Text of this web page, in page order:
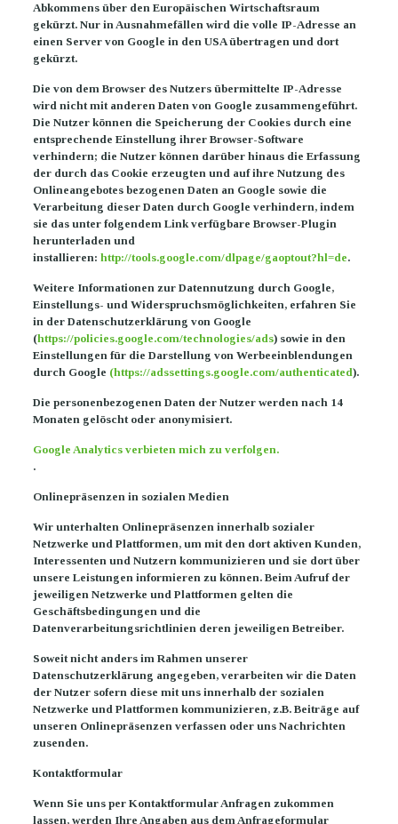
Abkommens über den Europäischen Wirtschaftsraum
gekürzt. Nur in Ausnahmefällen wird die volle IP-Adresse an
einen Server von Google in den USA übertragen und dort
gekürzt.
Die von dem Browser des Nutzers übermittelte IP-Adresse
wird nicht mit anderen Daten von Google zusammengeführt.
Die Nutzer können die Speicherung der Cookies durch eine
entsprechende Einstellung ihrer Browser-Software
verhindern; die Nutzer können darüber hinaus die Erfassung
der durch das Cookie erzeugten und auf ihre Nutzung des
Onlineangebotes bezogenen Daten an Google sowie die
Verarbeitung dieser Daten durch Google verhindern, indem
sie das unter folgendem Link verfügbare Browser-Plugin
herunterladen und
installieren: http://tools.google.com/dlpage/gaoptout?hl=de.
Weitere Informationen zur Datennutzung durch Google,
Einstellungs- und Widerspruchsmöglichkeiten, erfahren Sie
in der Datenschutzerklärung von Google
(https://policies.google.com/technologies/ads) sowie in den
Einstellungen für die Darstellung von Werbeeinblendungen
durch Google (https://adssettings.google.com/authenticated).
Die personenbezogenen Daten der Nutzer werden nach 14
Monaten gelöscht oder anonymisiert.
Google Analytics verbieten mich zu verfolgen.
.
Onlinepräsenzen in sozialen Medien
Wir unterhalten Onlinepräsenzen innerhalb sozialer
Netzwerke und Plattformen, um mit den dort aktiven Kunden,
Interessenten und Nutzern kommunizieren und sie dort über
unsere Leistungen informieren zu können. Beim Aufruf der
jeweiligen Netzwerke und Plattformen gelten die
Geschäftsbedingungen und die
Datenverarbeitungsrichtlinien deren jeweiligen Betreiber.
Soweit nicht anders im Rahmen unserer
Datenschutzerklärung angegeben, verarbeiten wir die Daten
der Nutzer sofern diese mit uns innerhalb der sozialen
Netzwerke und Plattformen kommunizieren, z.B. Beiträge auf
unseren Onlinepräsenzen verfassen oder uns Nachrichten
zusenden.
Kontaktformular
Wenn Sie uns per Kontaktformular Anfragen zukommen
lassen, werden Ihre Angaben aus dem Anfrageformular